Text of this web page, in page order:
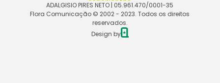
ADALGISIO PIRES NETO | 05.961.470/0001-35
Flora Comunicação © 2002 - 2023. Todos os direitos
reservados.
Design by